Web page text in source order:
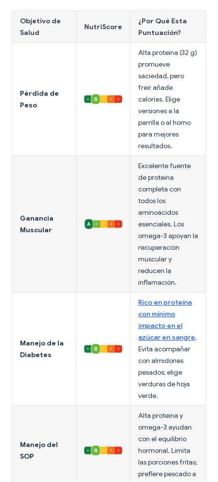
Objetivo de
Salud
NutriScore
¿Por Qué Esta
Puntuación?
Pérdida de
Peso
Alta proteína (32 g)
promueve
saciedad, pero
freír añade
calorías. Elige
versiones a la
parrilla o al horno
para mejores
resultados.
Ganancia
Muscular
Excelente fuente
de proteína
completa con
todos los
aminoácidos
esenciales. Los
omega-3 apoyan la
recuperación
muscular y
reducen la
inflamación.
Manejo de la
Diabetes
Rico en proteína
con mínimo
impacto en el
azúcar en sangre.
Evita acompañar
con almidones
pesados; elige
verduras de hoja
verde.
Manejo del
SOP
Alta proteína y
omega-3 ayudan
con el equilibrio
hormonal. Limita
las porciones fritas;
prefiere pescado a